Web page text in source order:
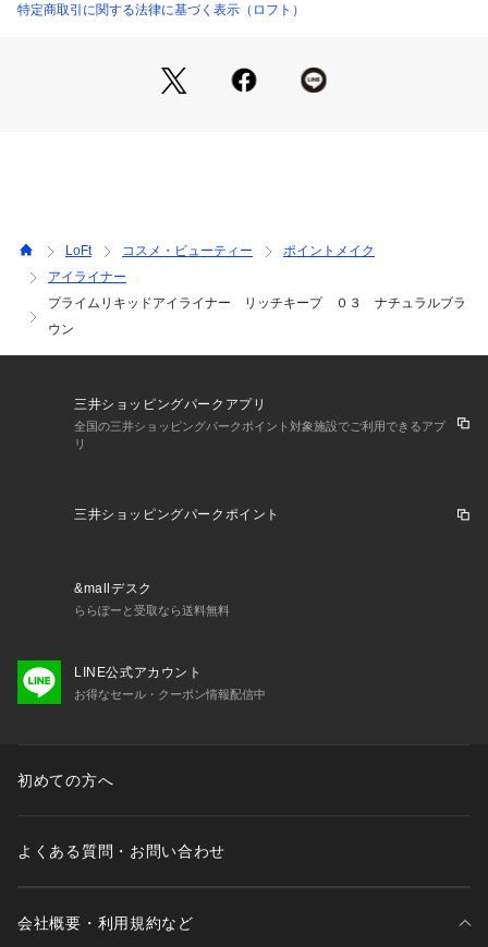
ヒロインメイク筆ペンライナー内で。
特定商取引に関する法律に基づく表示（ロフト）
LoFt コスメ・ビューティー
ポイントメイク
アイライナー
プライムリキッドアイライナー リッチキープ ０３ ナチュラルブラ
ウン
三井ショッピングパークアプリ
全国の三井ショッピングパークポイント対象施設でご利用できるアプ
リ
三井ショッピングパークポイント
&mallデスク
ららぽーと受取なら送料無料
LINE公式アカウント
お得なセール・クーポン情報配信中
初めての方へ
よくある質問・お問い合わせ
会社概要・利用規約など